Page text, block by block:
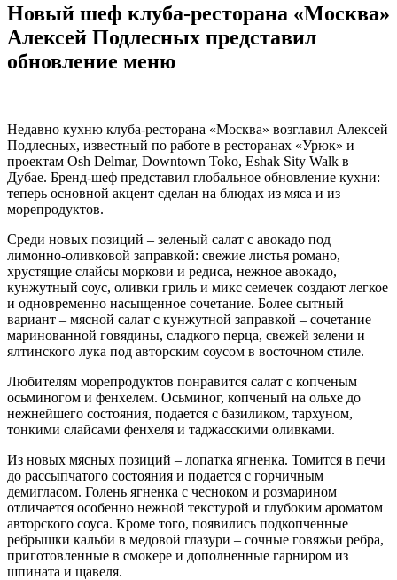
Новый шеф клуба-ресторана «Москва»
Алексей Подлесных представил
обновление меню
Недавно кухню клуба-ресторана «Москва» возглавил Алексей
Подлесных, известный по работе в ресторанах «Урюк» и
проектам Osh Delmar, Downtown Toko, Eshak Sity Walk в
Дубае. Бренд-шеф представил глобальное обновление кухни:
теперь основной акцент сделан на блюдах из мяса и из
морепродуктов.
Среди новых позиций – зеленый салат с авокадо под
лимонно-оливковой заправкой: свежие листья романо,
хрустящие слайсы моркови и редиса, нежное авокадо,
кунжутный соус, оливки гриль и микс семечек создают легкое
и одновременно насыщенное сочетание. Более сытный
вариант – мясной салат с кунжутной заправкой – сочетание
маринованной говядины, сладкого перца, свежей зелени и
ялтинского лука под авторским соусом в восточном стиле.
Любителям морепродуктов понравится салат с копченым
осьминогом и фенхелем. Осьминог, копченый на ольхе до
нежнейшего состояния, подается с базиликом, тархуном,
тонкими слайсами фенхеля и таджасскими оливками.
Из новых мясных позиций – лопатка ягненка. Томится в печи
до рассыпчатого состояния и подается с горчичным
демигласом. Голень ягненка с чесноком и розмарином
отличается особенно нежной текстурой и глубоким ароматом
авторского соуса. Кроме того, появились подкопченные
ребрышки кальби в медовой глазури – сочные говяжьи ребра,
приготовленные в смокере и дополненные гарниром из
шпината и щавеля.